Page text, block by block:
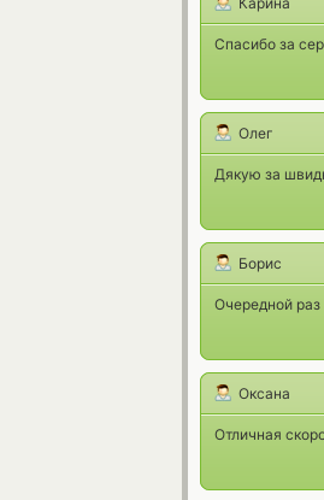
Спасибо за
Олег
Дякую за
Борис
Очередной
Оксана
Отличная